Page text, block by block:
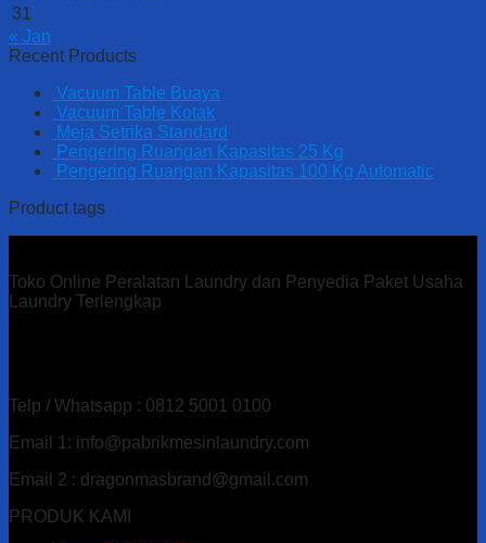
31
« Jan
Recent Products
Vacuum Table Buaya
Vacuum Table Kotak
Meja Setrika Standard
Pengering Ruangan Kapasitas 25 Kg
Pengering Ruangan Kapasitas 100 Kg Automatic
Product tags
Toko Online Peralatan Laundry dan Penyedia Paket Usaha
Laundry Terlengkap
Telp / Whatsapp : 0812 5001 0100
Email 1: info@pabrikmesinlaundry.com
Email 2 : dragonmasbrand@gmail.com
PRODUK KAMI